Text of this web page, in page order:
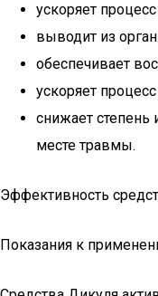
ускоряет
выводит из
обеспечивает
ускоряет
снижает степень
месте травмы.
Эффективность
Показания к